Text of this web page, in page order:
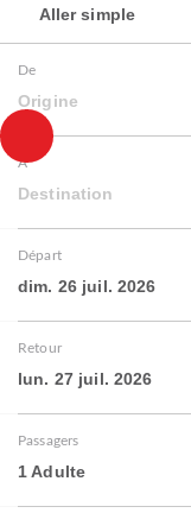
Aller simple
De
Origine
À
Destination
Départ
dim. 26 juil. 2026
Retour
lun. 27 juil. 2026
Passagers
1 Adulte